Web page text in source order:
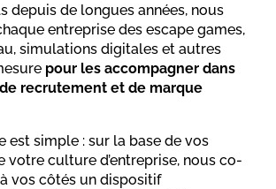
depuis de longues années, nous
entreprise des escape games,
simulations digitales et autres
pour les accompagner dans
recrutement et de marque
est simple : sur la base de vos
votre culture d’entreprise, nous co-
vos côtés un dispositif